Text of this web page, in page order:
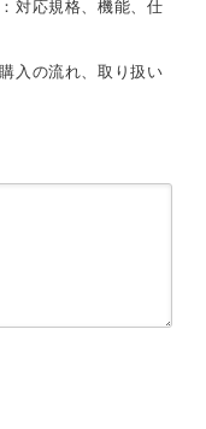
：対応規格、機能、仕
購入の流れ、取り扱い